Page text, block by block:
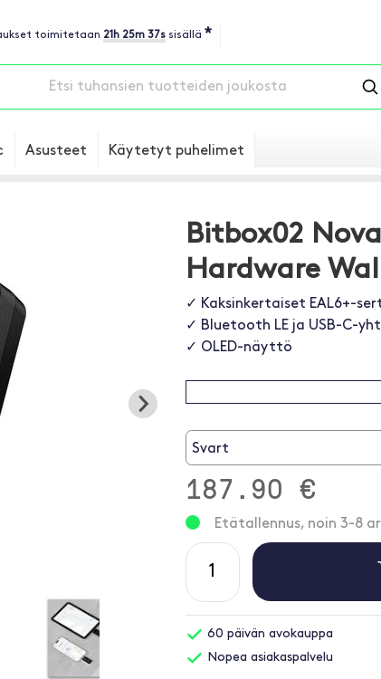
toimitetaan 21h 25m 36s sisällä *
Asusteet Käytetyt puhelimet
Bitbox02
Hardware
✓ Kaksinkertaiset EAL6+-
✓ Bluetooth LE ja USB-C-
✓ OLED-näyttö
Svart
187.90 €
Etätallennus, noin 3-8
60 päivän avokauppa
Nopea asiakaspalvelu